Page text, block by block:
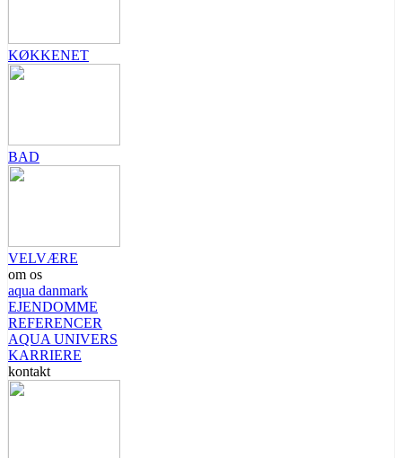
KØKKENET
BAD
VELVÆRE
om os
aqua danmark
EJENDOMME
REFERENCER
AQUA UNIVERS
KARRIERE
kontakt